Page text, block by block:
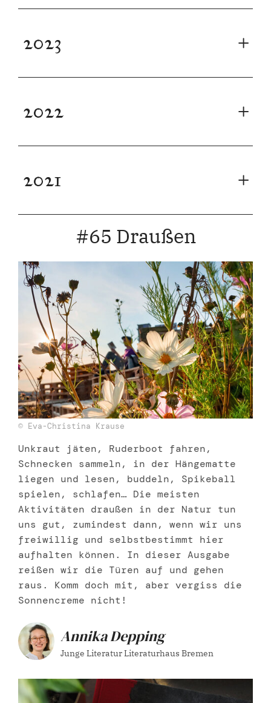
2023
2022
2021
#65 Draußen
© Eva-Christina Krause
Unkraut jäten, Ruderboot fahren,
Schnecken sammeln, in der Hängematte
liegen und lesen, buddeln, Spikeball
spielen, schlafen… Die meisten
Aktivitäten draußen in der Natur tun
uns gut, zumindest dann, wenn wir uns
freiwillig und selbstbestimmt hier
aufhalten können. In dieser Ausgabe
reißen wir die Türen auf und gehen
raus. Komm doch mit, aber vergiss die
Sonnencreme nicht!
Annika Depping
Junge Literatur Literaturhaus Bremen